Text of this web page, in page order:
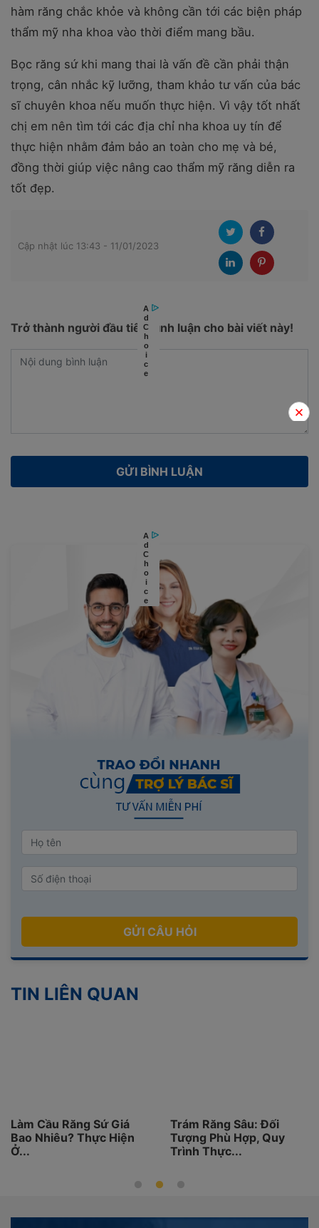
hàm răng chắc khỏe và không cần tới các biện pháp
thẩm mỹ nha khoa vào thời điểm mang bầu.
Bọc răng sứ khi mang thai là vấn đề cần phải thận
trọng, cân nhắc kỹ lưỡng, tham khảo tư vấn của bác
sĩ chuyên khoa nếu muốn thực hiện. Vì vậy tốt nhất
chị em nên tìm tới các địa chỉ nha khoa uy tín để
thực hiện nhằm đảm bảo an toàn cho mẹ và bé,
đồng thời giúp việc nâng cao thẩm mỹ răng diễn ra
tốt đẹp.
Cập nhật lúc 13:43 - 11/01/2023
Trở thành người đầu tiên bình luận cho bài viết này!
GỬI CÂU HỎI
TIN LIÊN QUAN
Làm Cầu Răng Sứ Giá
Bao Nhiêu? Thực Hiện
Ở...
Trám Răng Sâu: Đối
Tượng Phù Hợp, Quy
Trình Thực...